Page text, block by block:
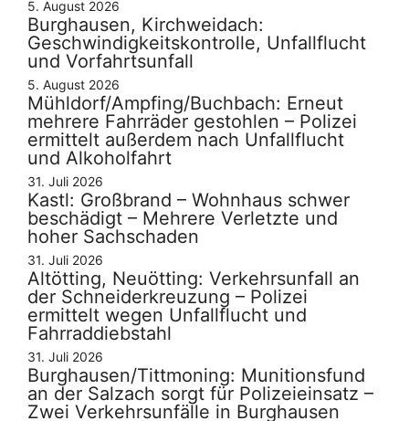
5. August 2026
Burghausen, Kirchweidach:
Geschwindigkeitskontrolle, Unfallflucht
und Vorfahrtsunfall
5. August 2026
Mühldorf/Ampfing/Buchbach: Erneut
mehrere Fahrräder gestohlen – Polizei
ermittelt außerdem nach Unfallflucht
und Alkoholfahrt
31. Juli 2026
Kastl: Großbrand – Wohnhaus schwer
beschädigt – Mehrere Verletzte und
hoher Sachschaden
31. Juli 2026
Altötting, Neuötting: Verkehrsunfall an
der Schneiderkreuzung – Polizei
ermittelt wegen Unfallflucht und
Fahrraddiebstahl
31. Juli 2026
Burghausen/Tittmoning: Munitionsfund
an der Salzach sorgt für Polizeieinsatz –
Zwei Verkehrsunfälle in Burghausen